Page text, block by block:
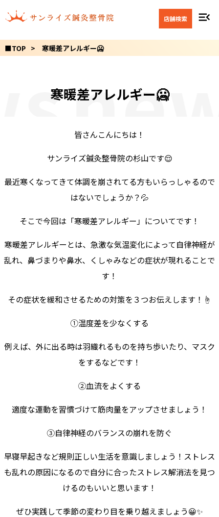
店舗検索 menu_open
■TOP 寒暖差アレルギー🥶
寒暖差アレルギー🥶
皆さんこんにちは！
サンライズ鍼灸整骨院の杉山です😌
最近寒くなってきて体調を崩されてる方もいらっしゃるので
はないでしょうか？💦
そこで今回は「寒暖差アレルギー」についてです！
寒暖差アレルギーとは、急激な気温変化によって自律神経が
乱れ、鼻づまりや鼻水、くしゃみなどの症状が現れることで
す！
その症状を緩和させるための対策を３つお伝えします！☝️
①温度差を少なくする
例えば、外に出る時は羽織れるものを持ち歩いたり、マスク
をするなどです！
②血流をよくする
適度な運動を習慣づけて筋肉量をアップさせましょう！
③自律神経のバランスの崩れを防ぐ
早寝早起きなど規則正しい生活を意識しましょう！ストレス
も乱れの原因になるので自分に合ったストレス解消法を見つ
けるのもいいと思います！
ぜひ実践して季節の変わり目を乗り越えましょう😀✨